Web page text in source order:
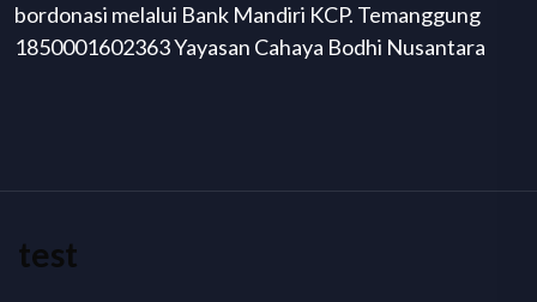
bordonasi melalui Bank Mandiri KCP. Temanggung
1850001602363 Yayasan Cahaya Bodhi Nusantara
test